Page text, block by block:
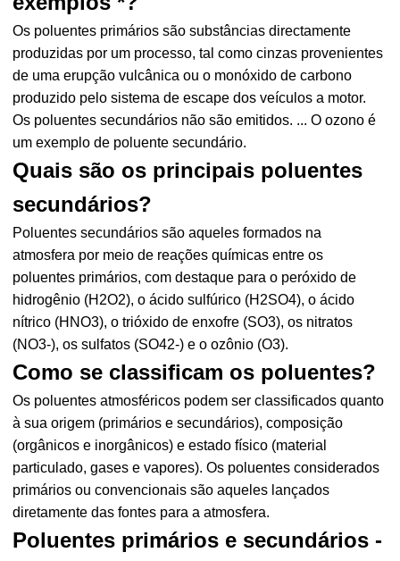
Os poluentes primários são substâncias directamente
produzidas por um processo, tal como cinzas provenientes
de uma erupção vulcânica ou o monóxido de carbono
produzido pelo sistema de escape dos veículos a motor.
Os poluentes secundários não são emitidos. ... O ozono é
um exemplo de poluente secundário.
Quais são os principais poluentes
secundários?
Poluentes secundários são aqueles formados na
atmosfera por meio de reações químicas entre os
poluentes primários, com destaque para o peróxido de
hidrogênio (H2O2), o ácido sulfúrico (H2SO4), o ácido
nítrico (HNO3), o trióxido de enxofre (SO3), os nitratos
(NO3-), os sulfatos (SO42-) e o ozônio (O3).
Como se classificam os poluentes?
Os poluentes atmosféricos podem ser classificados quanto
à sua origem (primários e secundários), composição
(orgânicos e inorgânicos) e estado físico (material
particulado, gases e vapores). Os poluentes considerados
primários ou convencionais são aqueles lançados
diretamente das fontes para a atmosfera.
Poluentes primários e secundários -